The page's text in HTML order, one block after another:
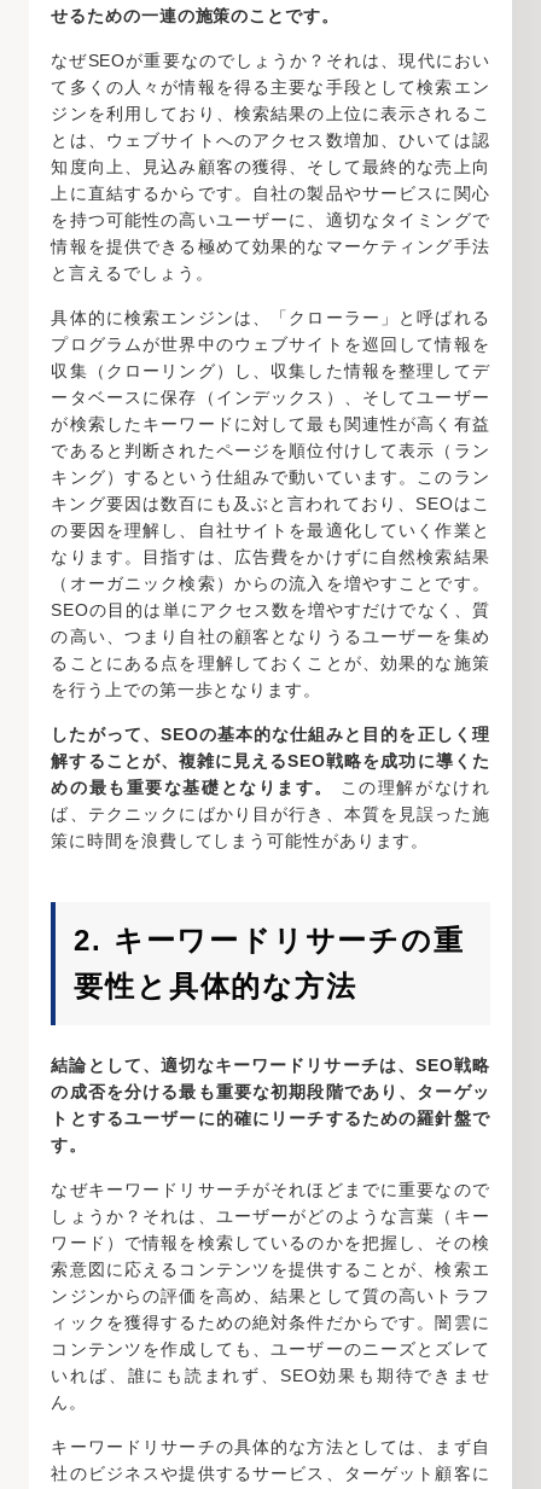
せるための一連の施策のことです。
なぜSEOが重要なのでしょうか？それは、現代におい
て多くの人々が情報を得る主要な手段として検索エン
ジンを利用しており、検索結果の上位に表示されるこ
とは、ウェブサイトへのアクセス数増加、ひいては認
知度向上、見込み顧客の獲得、そして最終的な売上向
上に直結するからです。自社の製品やサービスに関心
を持つ可能性の高いユーザーに、適切なタイミングで
情報を提供できる極めて効果的なマーケティング手法
と言えるでしょう。
具体的に検索エンジンは、「クローラー」と呼ばれる
プログラムが世界中のウェブサイトを巡回して情報を
収集（クローリング）し、収集した情報を整理してデ
ータベースに保存（インデックス）、そしてユーザー
が検索したキーワードに対して最も関連性が高く有益
であると判断されたページを順位付けして表示（ラン
キング）するという仕組みで動いています。このラン
キング要因は数百にも及ぶと言われており、SEOはこ
の要因を理解し、自社サイトを最適化していく作業と
なります。目指すは、広告費をかけずに自然検索結果
（オーガニック検索）からの流入を増やすことです。
SEOの目的は単にアクセス数を増やすだけでなく、質
の高い、つまり自社の顧客となりうるユーザーを集め
ることにある点を理解しておくことが、効果的な施策
を行う上での第一歩となります。
したがって、SEOの基本的な仕組みと目的を正しく理
解することが、複雑に見えるSEO戦略を成功に導くた
めの最も重要な基礎となります。
この理解がなけれ
ば、テクニックにばかり目が行き、本質を見誤った施
策に時間を浪費してしまう可能性があります。
2. キーワードリサーチの重
要性と具体的な方法
結論として、適切なキーワードリサーチは、SEO戦略
の成否を分ける最も重要な初期段階であり、ターゲッ
トとするユーザーに的確にリーチするための羅針盤で
す。
なぜキーワードリサーチがそれほどまでに重要なので
しょうか？それは、ユーザーがどのような言葉（キー
ワード）で情報を検索しているのかを把握し、その検
索意図に応えるコンテンツを提供することが、検索エ
ンジンからの評価を高め、結果として質の高いトラフ
ィックを獲得するための絶対条件だからです。闇雲に
コンテンツを作成しても、ユーザーのニーズとズレて
いれば、誰にも読まれず、SEO効果も期待できませ
ん。
キーワードリサーチの具体的な方法としては、まず自
社のビジネスや提供するサービス、ターゲット顧客に